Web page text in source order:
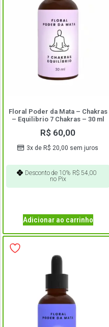
Floral Poder da Mata – Chakras
– Equilibrio 7 Chakras – 30 ml
R$ 60,00
3x de R$ 20,00 sem juros
Desconto de 10% R$ 54,00
no Pix
Adicionar ao carrinho